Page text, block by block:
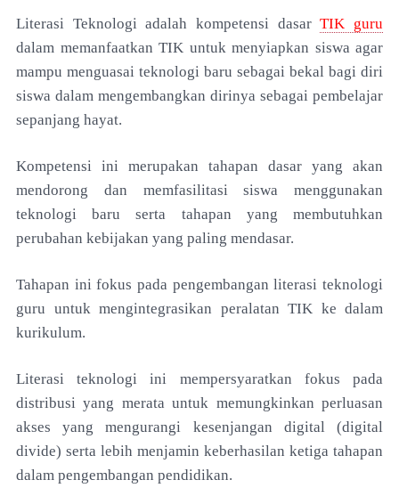
Literasi Teknologi adalah kompetensi dasarTIK guru
dalam memanfaatkan TIK untuk menyiapkan siswa agar
mampu menguasai teknologi baru sebagai bekal bagi diri
siswa dalam mengembangkan dirinya sebagai pembelajar
sepanjang hayat.
Kompetensi ini merupakan tahapan dasar yang akan
mendorong dan memfasilitasi siswa menggunakan
teknologi baru serta tahapan yang membutuhkan
perubahan kebijakan yang paling mendasar.
Tahapan ini fokus pada pengembangan literasi teknologi
guru untuk mengintegrasikan peralatan TIK ke dalam
kurikulum.
Literasi teknologi ini mempersyaratkan fokus pada
distribusi yang merata untuk memungkinkan perluasan
akses yang mengurangi kesenjangan digital (digital
divide) serta lebih menjamin keberhasilan ketiga tahapan
dalam pengembangan pendidikan.